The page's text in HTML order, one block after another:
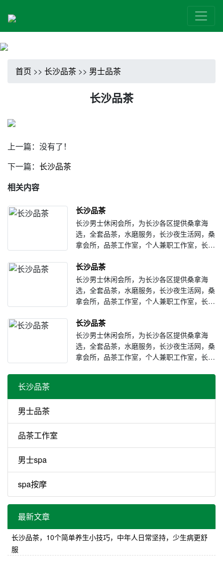
首页 >> 长沙品茶 >> 男士品茶
长沙品茶
上一篇：没有了！
下一篇： 长沙品茶
相关内容
长沙品茶
长沙男士休闲会所，为长沙各区提供桑拿海
选，全套品茶，水磨服务，长沙夜生活网，桑
拿会所，品茶工作室，个人兼职工作室，长沙
雅，服务一流，我们恭候您的光临
长沙品茶
长沙男士休闲会所，为长沙各区提供桑拿海
选，全套品茶，水磨服务，长沙夜生活网，桑
拿会所，品茶工作室，个人兼职工作室，长沙
雅，服务一流，我们恭候您的光临
长沙品茶
长沙男士休闲会所，为长沙各区提供桑拿海
选，全套品茶，水磨服务，长沙夜生活网，桑
拿会所，品茶工作室，个人兼职工作室，长沙
长沙品茶
男士品茶
品茶工作室
男士spa
spa按摩
最新文章
长沙品茶，10个简单养生小技巧，中年人日常坚持，少生病更舒
服